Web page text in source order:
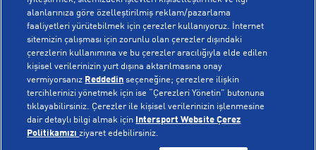
Bilgi Toplumu Hizmetleri
Gizlilik Politikası
İşlem Rehberi
Kampanyalar
Çerez Politikası
Sipariş Takibi
İptal & İade
Sıkça Sorulan Sorular
Yetkili Servis Listesi
Bize Ulaşın
POPÜLER KOLEKSİYONLAR
Voleybol Milli Takım Formaları
New Balance 408
Nike Initiator
© Copyright INTERSPORT 2026
Üyelik SözleşmesiGizlilikÇerezler
alanlarınıza göre özelleştirilmiş reklam/pazarlama
faaliyetleri yürütebilmek için çerezler kullanıyoruz. İnternet
sitemizin çalışması için zorunlu olan çerezler dışındaki
çerezlerin kullanımına ve bu çerezler aracılığıyla elde edilen
kişisel verilerinizin yurt dışına aktarılmasına onay
vermiyorsanız Reddedin seçeneğine; çerezlere ilişkin
tercihlerinizi yönetmek için ise “Çerezleri Yönetin” butonuna
tıklayabilirsiniz. Çerezler ile kişisel verilerinizin işlenmesine
dair detaylı bilgi almak için
Intersport Website Çerez
Politikamızıziyaret edebilirsiniz.